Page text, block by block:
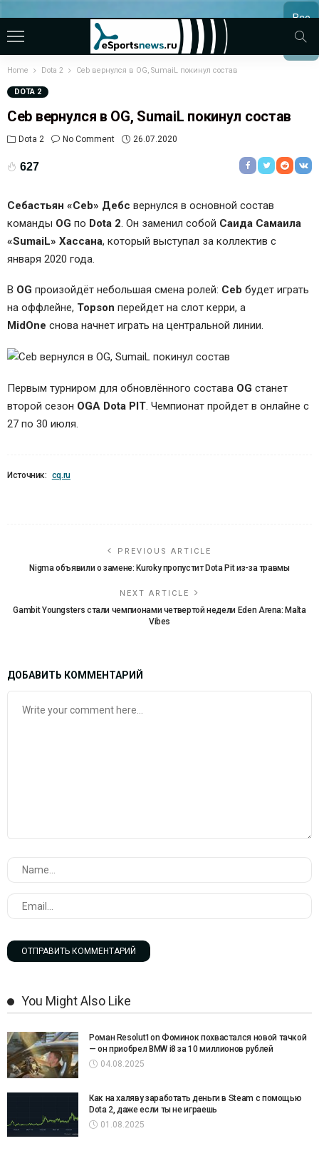
Все
МАТЧИ
Home Dota 2 Ceb вернулся в OG, SumaiL покинул состав
DOTA 2
Ceb вернулся в OG, SumaiL покинул состав
Dota 2 No Comment 26.07.2020
627
Себастьян «Ceb» Дебс вернулся в основной состав
команды OG по Dota 2 . Он заменил собой Саида Самаила
«SumaiL» Хассана, который выступал за коллектив с
января 2020 года.
В OG произойдёт небольшая смена ролей: Ceb будет играть
на оффлейне, Topson перейдет на слот керри, а
MidOne снова начнет играть на центральной линии.
Первым турниром для обновлённого состава OG станет
второй сезон OGA Dota PIT. Чемпионат пройдет в онлайне с
27 по 30 июля.
Источник: cq.ru
PREVIOUS ARTICLE
Nigma объявили о замене: Kuroky пропустит Dota Pit из-за травмы
NEXT ARTICLE
Gambit Youngsters стали чемпионами четвертой недели Eden Arena: Malta
Vibes
ДОБАВИТЬ КОММЕНТАРИЙ
You Might Also Like
Роман Resolut1on Фоминок похвастался новой тачкой
— он приобрел BMW i8 за 10 миллионов рублей
04.08.2025
Как на халяву заработать деньги в Steam с помощью
Dota 2, даже если ты не играешь
01.08.2025